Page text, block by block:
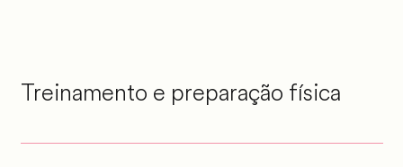
Treinamento e preparação física